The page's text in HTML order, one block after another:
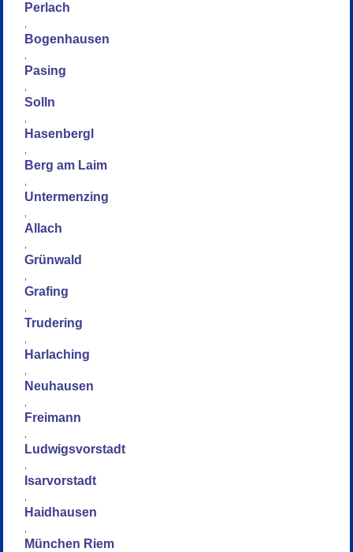
Perlach
,
Bogenhausen
,
Pasing
,
Solln
,
Hasenbergl
,
Berg am Laim
,
Untermenzing
,
Allach
,
Grünwald
,
Grafing
,
Trudering
,
Harlaching
,
Neuhausen
,
Freimann
,
Ludwigsvorstadt
,
Isarvorstadt
,
Haidhausen
,
München Riem